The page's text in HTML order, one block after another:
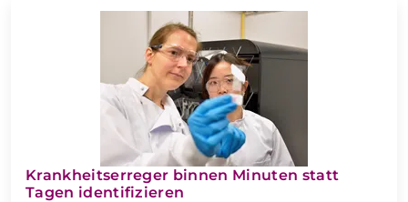
Krankheitserreger binnen Minuten statt
Tagen identifizieren